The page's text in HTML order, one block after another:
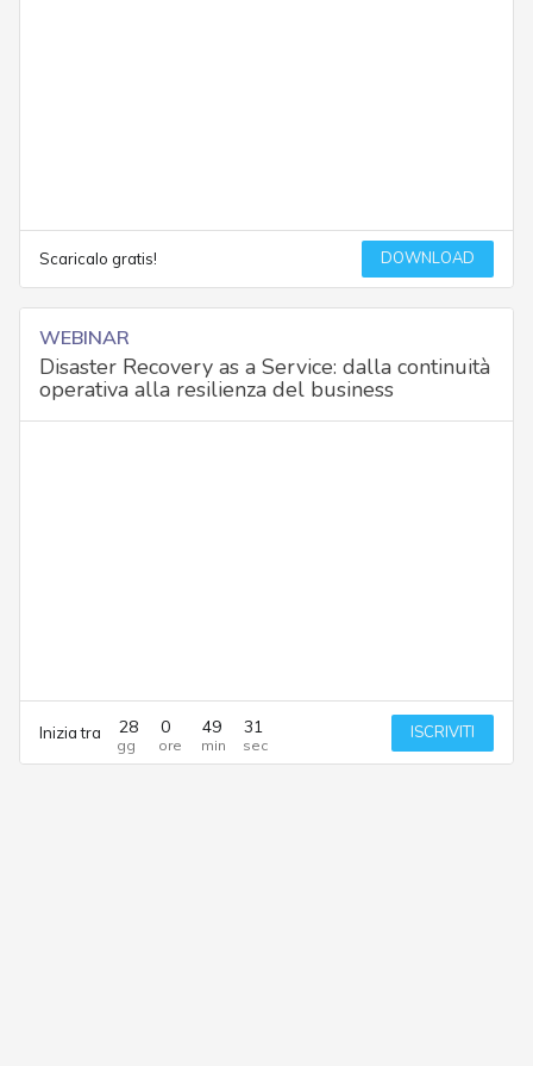
Scaricalo gratis! DOWNLOAD
WEBINAR
Disaster Recovery as a Service: dalla continuità
operativa alla resilienza del business
Inizia tra 28 0 49 31 ISCRIVITI